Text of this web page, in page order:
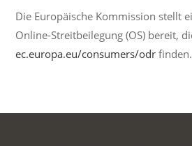
Die Europäische Kommission stellt
Online-Streitbeilegung (OS) bereit,
ec.europa.eu/consumers/odr finden.